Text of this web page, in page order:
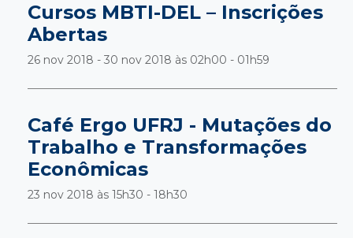
Cursos MBTI-DEL – Inscrições
Abertas
26 nov 2018 - 30 nov 2018 às 02h00 - 01h59
Café Ergo UFRJ - Mutações do
Trabalho e Transformações
Econômicas
23 nov 2018 às 15h30 - 18h30